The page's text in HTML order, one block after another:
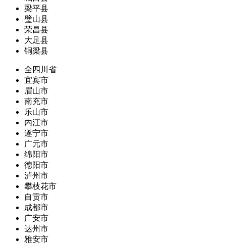
梁平县
璧山县
荣昌县
大足县
铜梁县
全四川省
宜宾市
眉山市
南充市
乐山市
内江市
遂宁市
广元市
绵阳市
德阳市
泸州市
攀枝花市
自贡市
成都市
广安市
达州市
雅安市